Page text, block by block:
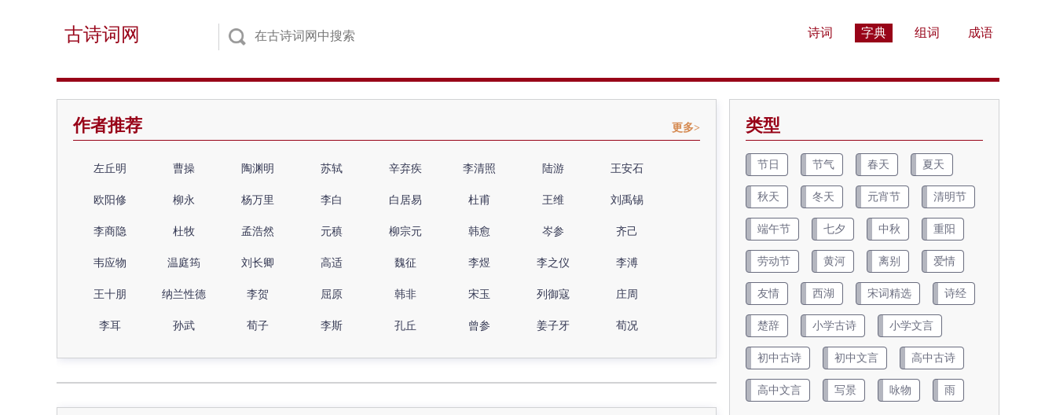
古诗词网 诗词 字典 组词 成语
作者推荐 更多>
左丘明 曹操 陶渊明 苏轼 辛弃疾 李清照 陆游 王安石
欧阳修 柳永 杨万里 李白 白居易 杜甫 王维 刘禹锡
李商隐 杜牧 孟浩然 元稹 柳宗元 韩愈 岑参 齐己
韦应物 温庭筠 刘长卿 高适 魏征 李煜 李之仪 李溥
王十朋 纳兰性德 李贺 屈原 韩非 宋玉 列御寇 庄周
李耳 孙武 荀子 李斯 孔丘 曾参 姜子牙 荀况
类型
节日 节气 春天 夏天
秋天 冬天 元宵节 清明节
端午节 七夕 中秋 重阳
劳动节 黄河 离别 爱情
友情 西湖 宋词精选 诗经
楚辞 小学古诗 小学文言
初中古诗 初中文言 高中古诗
高中文言 写景 咏物 雨